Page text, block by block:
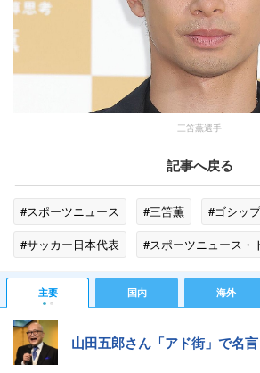
三笘薫選手
記事へ戻る
#スポーツニュース #三笘薫
#ゴシップ
#サッカー日本代表
#スポーツニュース・
主要 国内 海外
山田五郎さん「アド街」で名言